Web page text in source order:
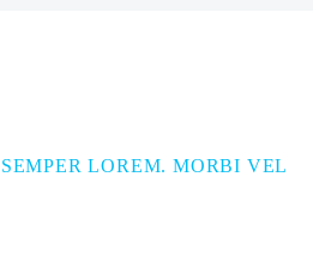
LOREM. MORBI VEL